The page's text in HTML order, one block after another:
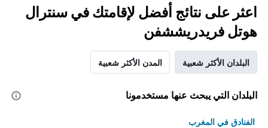
اعثر على نتائج أفضل لإقامتك في سنترال
هوتل فريدريششفن
البلدان الأكثر شعبية المدن الأكثر شعبية
البلدان التي يبحث عنها مستخدمونا
الفنادق في المغرب